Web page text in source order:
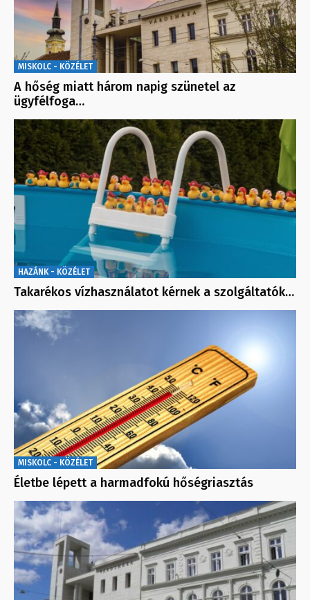
MISKOLC - KÖZÉLET
A hőség miatt három napig szünetel az
ügyfélfoga…
HAZÁNK - KÖZÉLET
Takarékos vízhasználatot kérnek a szolgáltatók…
MISKOLC - KÖZÉLET
Életbe lépett a harmadfokú hőségriasztás